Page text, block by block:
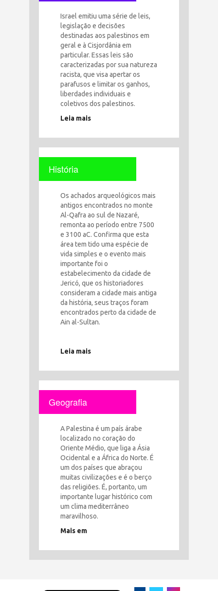
Israel emitiu uma série de leis,
legislação e decisões
destinadas aos palestinos em
geral e à Cisjordânia em
particular. Essas leis são
caracterizadas por sua natureza
racista, que visa apertar os
parafusos e limitar os ganhos,
liberdades individuais e
coletivos dos palestinos.
Leia mais
História
Os achados arqueológicos mais
antigos encontrados no monte
Al-Qafra ao sul de Nazaré,
remonta ao período entre 7500
e 3100 aC. Confirma que esta
área tem tido uma espécie de
vida simples e o evento mais
importante foi o
estabelecimento da cidade de
Jericó, que os historiadores
consideram a cidade mais antiga
da história, seus traços foram
encontrados perto da cidade de
Ain al-Sultan.
Leia mais
Geografia
A Palestina é um país árabe
localizado no coração do
Oriente Médio, que liga a Ásia
Ocidental e a África do Norte. É
um dos países que abraçou
muitas civilizações e é o berço
das religiões. É, portanto, um
importante lugar histórico com
um clima mediterrâneo
maravilhoso.
Mais em